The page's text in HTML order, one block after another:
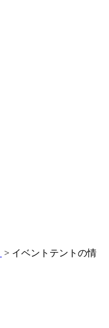
> イベントテントの情